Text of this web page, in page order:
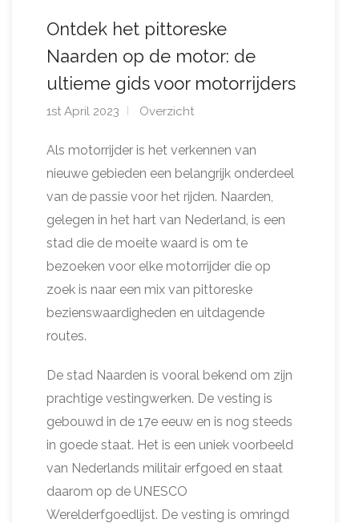
Ontdek het pittoreske
Naarden op de motor: de
ultieme gids voor motorrijders
1st April 2023 Overzicht
Als motorrijder is het verkennen van
nieuwe gebieden een belangrijk onderdeel
van de passie voor het rijden. Naarden,
gelegen in het hart van Nederland, is een
stad die de moeite waard is om te
bezoeken voor elke motorrijder die op
zoek is naar een mix van pittoreske
bezienswaardigheden en uitdagende
routes.
De stad Naarden is vooral bekend om zijn
prachtige vestingwerken. De vesting is
gebouwd in de 17e eeuw en is nog steeds
in goede staat. Het is een uniek voorbeeld
van Nederlands militair erfgoed en staat
daarom op de UNESCO
Werelderfgoedlijst. De vesting is omringd